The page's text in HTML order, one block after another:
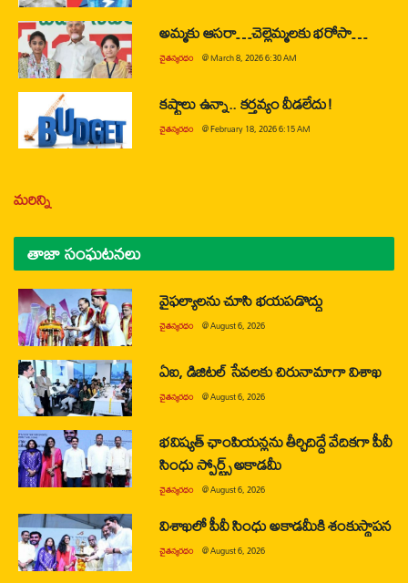
అమ్మకు ఆసరా…చెల్లెమ్మలకు భరోసా…
చైతన్యరధం @March 8, 2026 6:30 AM
కష్టాలు ఉన్నా.. కర్తవ్యం వీడలేదు!
చైతన్యరధం @February 18, 2026 6:15 AM
మరిన్ని
తాజా సంఘటనలు
వైఫల్యాలను చూసి భయపడొద్దు
చైతన్యరధం @August 6, 2026
ఏఐ, డిజిటల్ సేవలకు చిరునామాగా విశాఖ
చైతన్యరధం @August 6, 2026
భవిష్యత్ ఛాంపియన్లను తీర్చిదిద్దే వేదికగా పీవీ
సింధు స్పోర్ట్స్ అకాడమీ
చైతన్యరధం @August 6, 2026
విశాఖలో పీవీ సింధు అకాడమీకి శంకుస్థాపన
చైతన్యరధం @August 6, 2026